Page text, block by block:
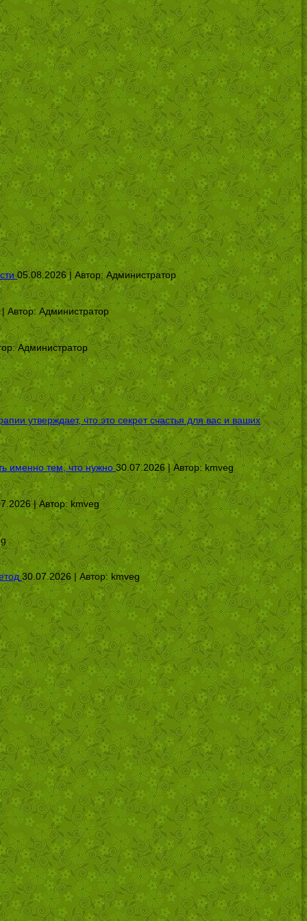
05.08.2026 | Автор:Администратор
Автор:Администратор
Администратор
утверждает, что это секрет счастья для вас и ваших
именно тем, что нужно 30.07.2026 | Автор:kmveg
| Автор: kmveg
30.07.2026 | Автор: kmveg